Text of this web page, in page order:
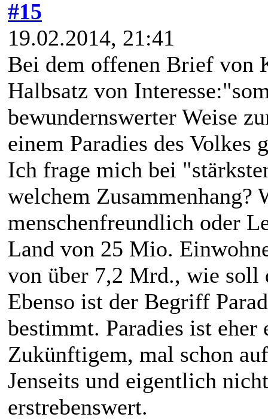
#15
19.02.2014, 21:41
Bei dem offenen Brief von
Halbsatz von
bewundernswerter Weise
einem Paradies des Volkes
Ich frage mich bei
welchem
menschenfreundlich oder
Land von 25 Mio.
von über 7,2 Mrd., wie soll
Ebenso ist der Begriff
bestimmt. Paradies ist
Zukünftigem, mal schon
Jenseits und eigentlich
erstrebenswert.